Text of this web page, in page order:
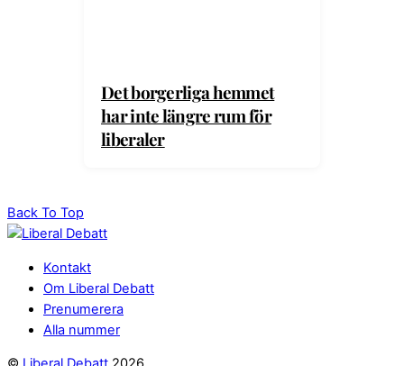
Det borgerliga hemmet
har inte längre rum för
liberaler
Back To Top
Kontakt
Om Liberal Debatt
Prenumerera
Alla nummer